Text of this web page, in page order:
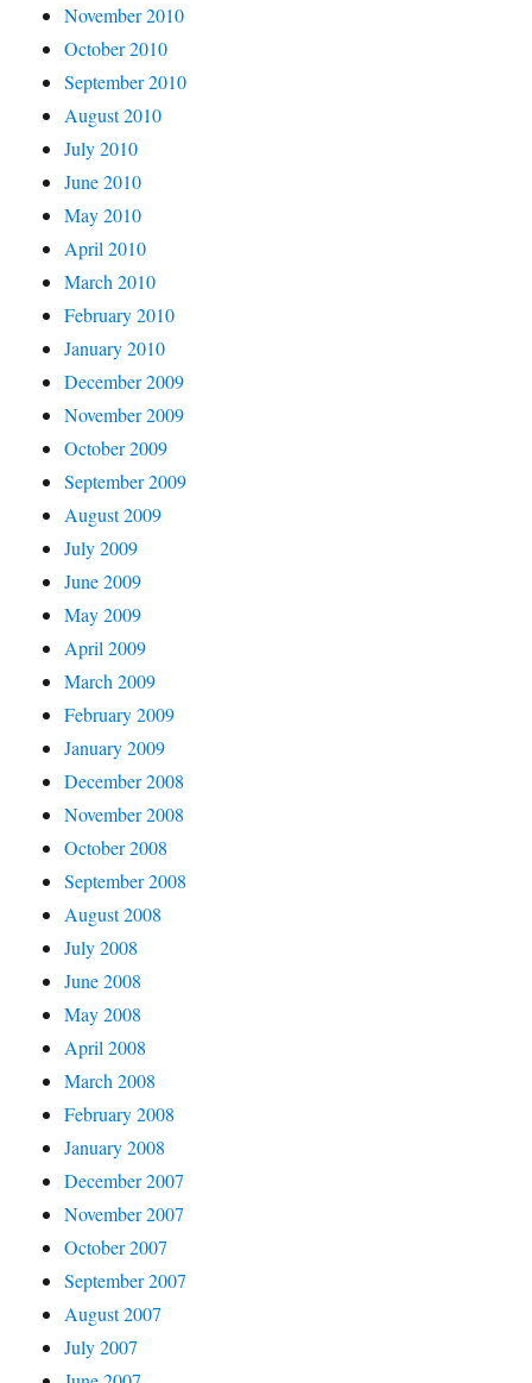
November 2010
October 2010
September 2010
August 2010
July 2010
June 2010
May 2010
April 2010
March 2010
February 2010
January 2010
December 2009
November 2009
October 2009
September 2009
August 2009
July 2009
June 2009
May 2009
April 2009
March 2009
February 2009
January 2009
December 2008
November 2008
October 2008
September 2008
August 2008
July 2008
June 2008
May 2008
April 2008
March 2008
February 2008
January 2008
December 2007
November 2007
October 2007
September 2007
August 2007
July 2007